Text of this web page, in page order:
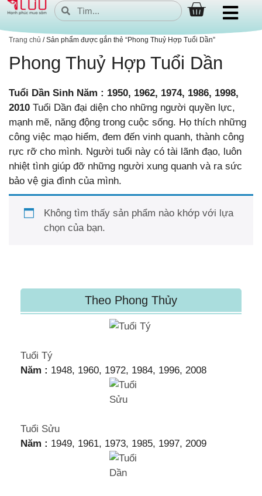
Trang chủ / Sản phẩm được gắn thẻ “Phong Thuỷ Hợp Tuổi Dần”
Phong Thuỷ Hợp Tuổi Dần
Tuổi Dần Sinh Năm : 1950, 1962, 1974, 1986, 1998,
2010 Tuổi Dần đại diện cho những người quyền lực,
mạnh mẽ, năng động trong cuộc sống. Họ thích những
công việc mạo hiểm, đem đến vinh quanh, thành công
rực rỡ cho mình. Người tuổi này có tài lãnh đạo, luôn
nhiệt tình giúp đỡ những người xung quanh và ra sức
bảo vệ gia đình của mình.
Không tìm thấy sản phẩm nào khớp với lựa
chọn của bạn.
Theo Phong Thủy
Tuổi Tý
Năm : 1948, 1960, 1972, 1984, 1996, 2008
Tuổi Sửu
Năm : 1949, 1961, 1973, 1985, 1997, 2009